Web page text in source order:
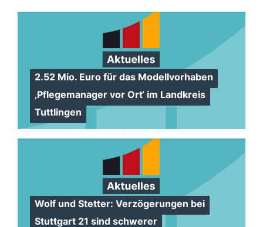
2.52 Mio. Euro für das Modellvorhaben
Pflegemanager vor Ort‘ im Landkreis
Tuttlingen
Wolf und Stetter: Verzögerungen bei
Stuttgart 21 sind schwerer